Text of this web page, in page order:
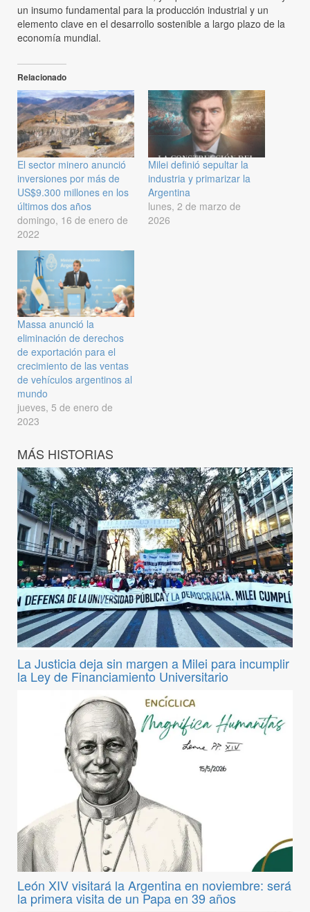
un insumo fundamental para la producción industrial y un
elemento clave en el desarrollo sostenible a largo plazo de la
economía mundial.
Relacionado
El sector minero anunció
inversiones por más de
US$9.300 millones en los
últimos dos años
domingo, 16 de enero de
2022
Milei definió sepultar la
industria y primarizar la
Argentina
lunes, 2 de marzo de
2026
Massa anunció la
eliminación de derechos
de exportación para el
crecimiento de las ventas
de vehículos argentinos al
mundo
jueves, 5 de enero de
2023
MÁS HISTORIAS
La Justicia deja sin margen a Milei para incumplir
la Ley de Financiamiento Universitario
León XIV visitará la Argentina en noviembre: será
la primera visita de un Papa en 39 años